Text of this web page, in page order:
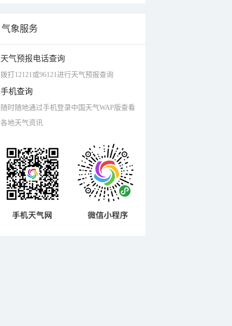
气象服务
天气预报电话查询
拨打12121或96121进行天气预报查询
手机查询
随时随地通过手机登录中国天气WAP版查看
各地天气资讯